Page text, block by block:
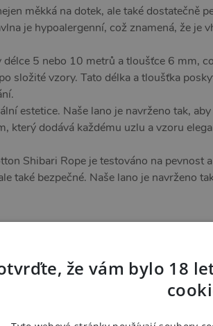
měkká na dotek, ale také dostatečně
je hypoalergenní, což znamená, že je
5 nebo 10 metrů a tloušťce 6 mm,
složité vzory. Tato délka a tloušťka
estetice. Naše lano je navrženo tak,
který dodává každému uzlu a vzoru
Shibari Rope je testováno na pevnost
také bezpečné. Naše lano je navrženo
že vám bylo 18